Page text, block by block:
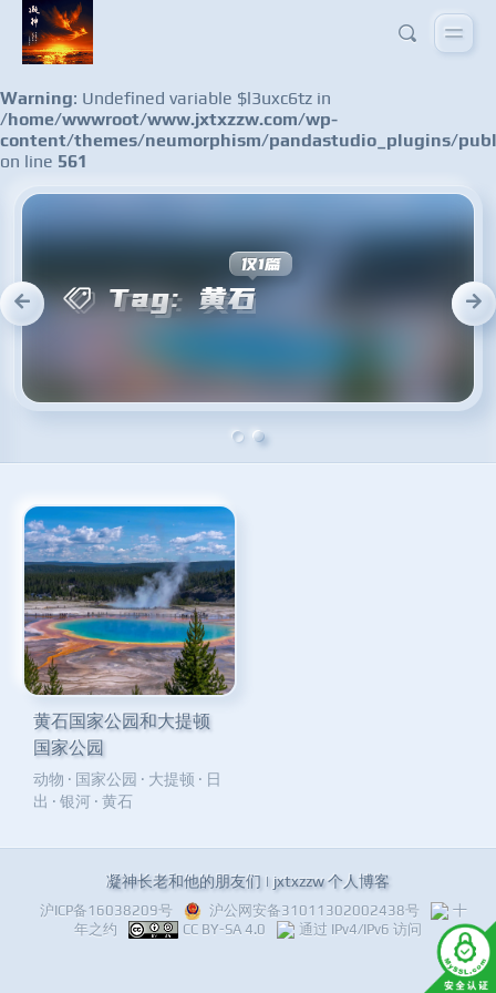
Warning: Undefined variable $l3uxc6tz in
/home/wwwroot/www.jxtxzzw.com/wp-
content/themes/neumorphism/pandastudio_plugins/
on line 561
黄石国家公园和大提顿
国家公园
动物 · 国家公园 · 大提顿 · 日
出 · 银河 · 黄石
凝神长老和他的朋友们 | jxtxzzw 个人博客
沪ICP备16038209号 沪公网安备31011302002438号
十
年之约
CC BY-SA 4.0 通过 IPv4/IPv6 访问